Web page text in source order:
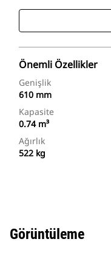
Önemli Özellikler
Genişlik
610 mm
Kapasite
0.74 m³
Ağırlık
522 kg
Görüntüleme